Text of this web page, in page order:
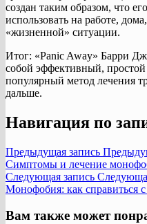
создан таким образом, что
использовать на работе,
«жизненной» ситуации.
Итог: «Panic Away» Барри
собой эффективный,
популярный метод лечения
дальше.
Навигация по
Предыдущая запись
Симптомы и лечение
Следующая запись
Монофобия: как справиться
Вам также может